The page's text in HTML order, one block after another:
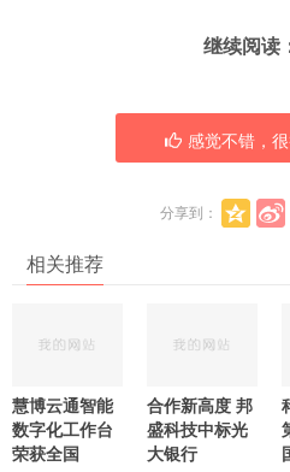
继续阅读
感觉不错，
分享到：
相关推荐
慧博云通智能
数字化工作台
荣获全国
合作新高度 邦
盛科技中标光
大银行